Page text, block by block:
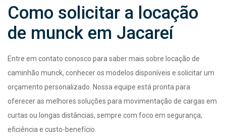
Como solicitar a locação
de munck em Jacareí
Entre em contato conosco para saber mais sobre locação de
caminhão munck, conhecer os modelos disponíveis e solicitar um
orçamento personalizado. Nossa equipe está pronta para
oferecer as melhores soluções para movimentação de cargas em
curtas ou longas distâncias, sempre com foco em segurança,
eficiência e custo-benefício.